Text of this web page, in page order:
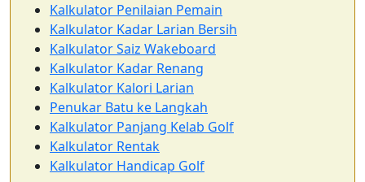
Kalkulator Penilaian Pemain
Kalkulator Kadar Larian Bersih
Kalkulator Saiz Wakeboard
Kalkulator Kadar Renang
Kalkulator Kalori Larian
Penukar Batu ke Langkah
Kalkulator Panjang Kelab Golf
Kalkulator Rentak
Kalkulator Handicap Golf